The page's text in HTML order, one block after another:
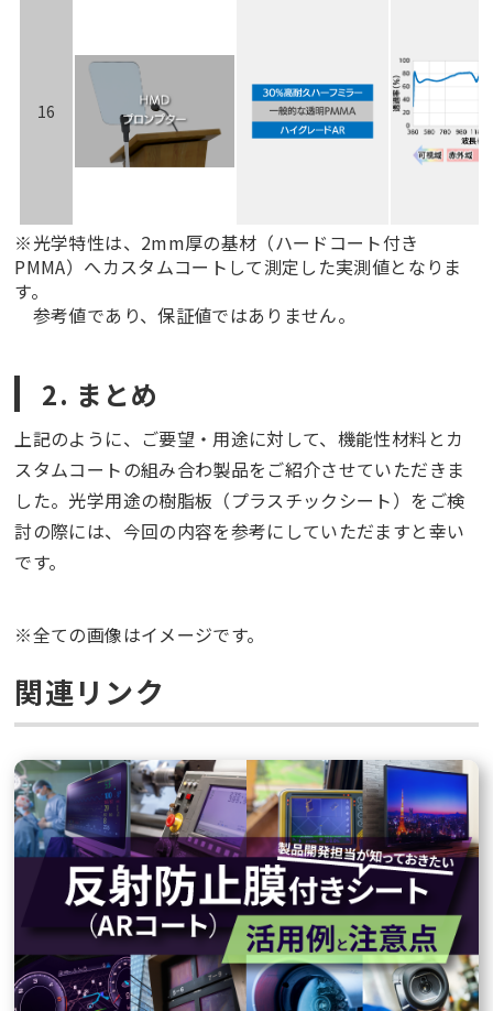
16
※光学特性は、2mm厚の基材（ハードコート付き
PMMA）へカスタムコートして測定した実測値となりま
す。
参考値であり、保証値ではありません。
2. まとめ
上記のように、ご要望・用途に対して、機能性材料とカ
スタムコートの組み合わ製品をご紹介させていただきま
した。光学用途の樹脂板（プラスチックシート）をご検
討の際には、今回の内容を参考にしていただますと幸い
です。
※全ての画像はイメージです。
関連リンク